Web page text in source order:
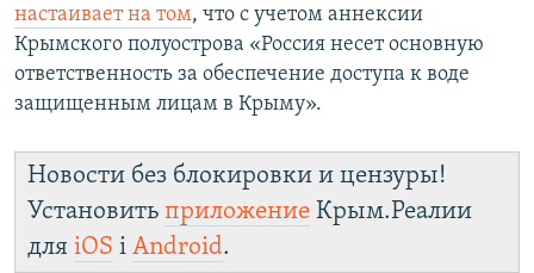
настаивает на том, что с учетом аннексии
Крымского полуострова «Россия несет основную
ответственность за обеспечение доступа к воде
защищенным лицам в Крыму».
Новости без блокировки и цензуры!
Установить приложение Крым.Реалии
для iOS і Android.